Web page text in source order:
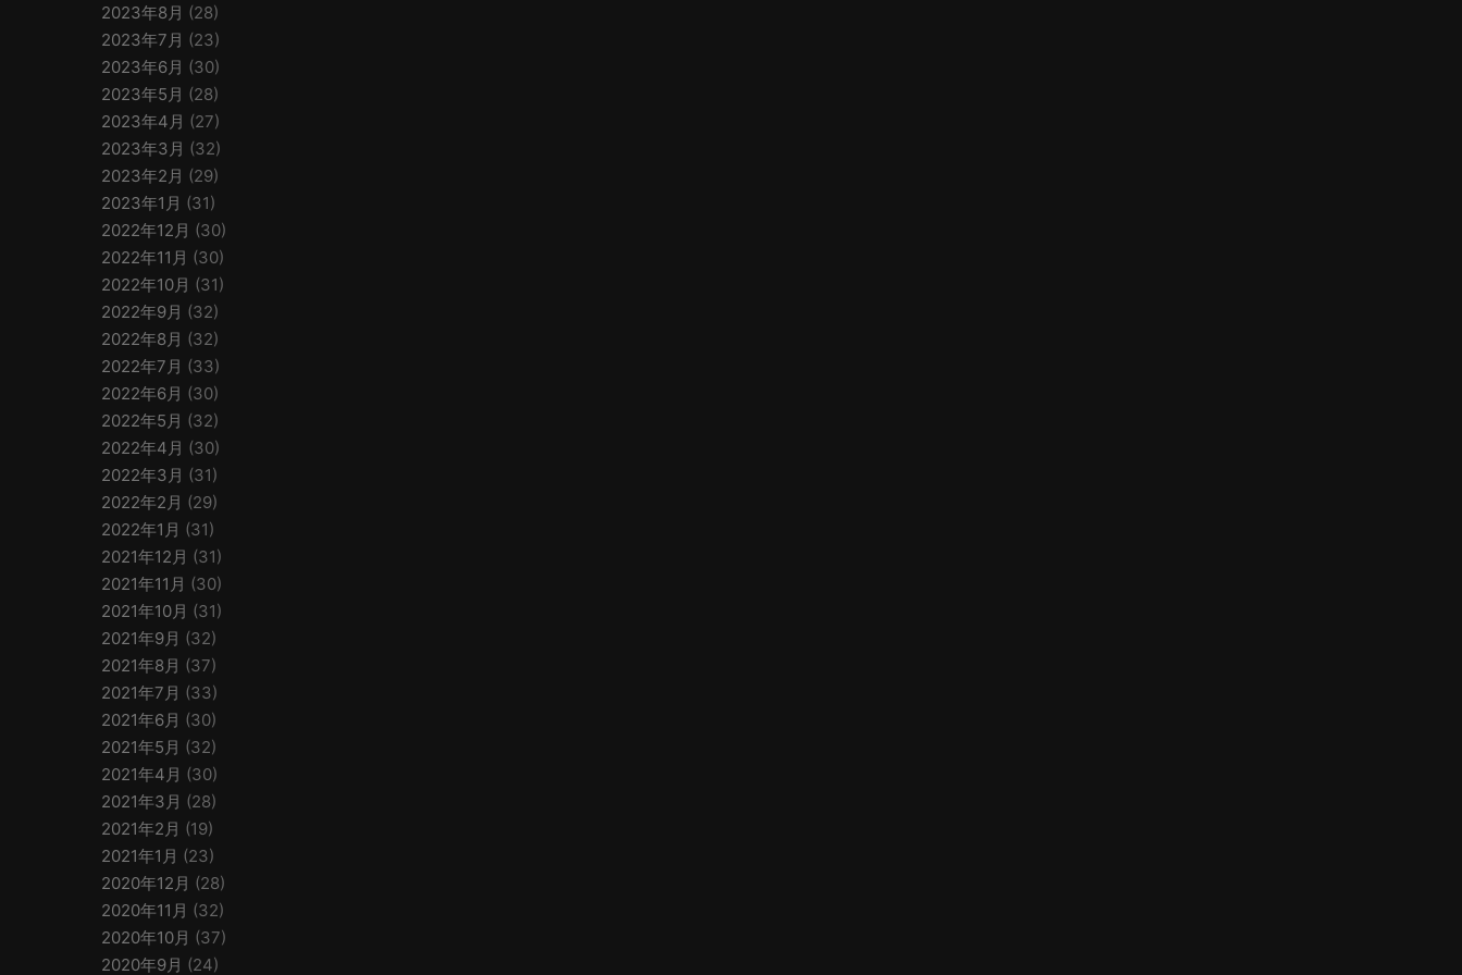
2023年8月 (28)
2023年7月 (23)
2023年6月 (30)
2023年5月 (28)
2023年4月 (27)
2023年3月 (32)
2023年2月 (29)
2023年1月 (31)
2022年12月 (30)
2022年11月 (30)
2022年10月 (31)
2022年9月 (32)
2022年8月 (32)
2022年7月 (33)
2022年6月 (30)
2022年5月 (32)
2022年4月 (30)
2022年3月 (31)
2022年2月 (29)
2022年1月 (31)
2021年12月 (31)
2021年11月 (30)
2021年10月 (31)
2021年9月 (32)
2021年8月 (37)
2021年7月 (33)
2021年6月 (30)
2021年5月 (32)
2021年4月 (30)
2021年3月 (28)
2021年2月 (19)
2021年1月 (23)
2020年12月 (28)
2020年11月 (32)
2020年10月 (37)
2020年9月 (24)